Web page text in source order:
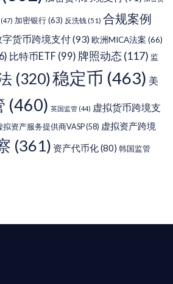
(47) 加密银行(63) 反洗钱(51) 合规案例
字货币跨境支付(93)欧洲MICA法案 (66)
比特币ETF (99) 牌照动态 (117) 监
(320)稳定币 (463) 美
(460) 英国监管 (44) 虚拟货币跨境支
拟资产服务提供商VASP(58) 虚拟资产跨境
(361) 资产代币化(80) 韩国监管